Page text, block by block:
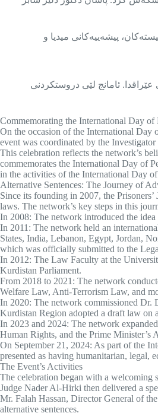
پیشەییەکانی میدیا و
عێراقدا. ئامانج لێی دروستکردنی
Commemorating the International Day
On the occasion of the International Day
event was coordinated by the
This celebration reflects the network’s
commemorates the International Day of
in the activities of the International Day of
Alternative Sentences: The Journey of
Since its founding in 2007, the
laws. The network’s key steps in this
In 2008: The network introduced the
In 2011: The network held an
States, India, Lebanon, Egypt, Jordan,
which was officially submitted to the
In 2012: The Law Faculty at the
Kurdistan Parliament.
From 2018 to 2021: The network
Welfare Law, Anti-Terrorism Law, and
In 2020: The network commissioned Dr.
Kurdistan Region adopted a draft law on
In 2023 and 2024: The network
Human Rights, and the Prime Minister’s
On September 21, 2024: As part of the
presented as having humanitarian, legal,
The Event’s Activities
The celebration began with a welcoming
Judge Nader Al-Hirki then delivered a
Mr. Falah Hassan, Director General of
alternative sentences.